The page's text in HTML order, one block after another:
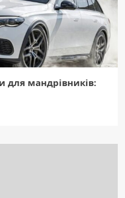
для мандрівників: